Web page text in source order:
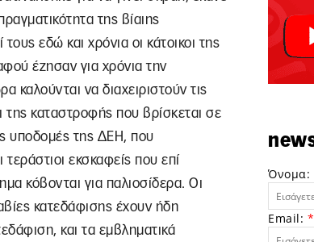
της βίαιης
εδώ και χρόνια οι κάτοικοι της
έζησαν για χρόνια την
καλούνται να διαχειριστούν τις
της καταστροφής που βρίσκεται σε
υποδομές της ΔΕΗ, που
εκσκαφείς που επί
κόβονται για παλιοσίδερα. Οι
κατεδάφισης έχουν ήδη
και τα εμβληματικά
Όνομα:
Email: *